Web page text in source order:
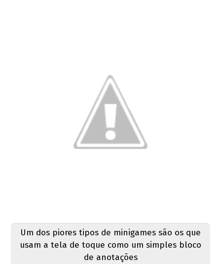
Um dos piores tipos de minigames são os que
usam a tela de toque como um simples bloco
de anotações